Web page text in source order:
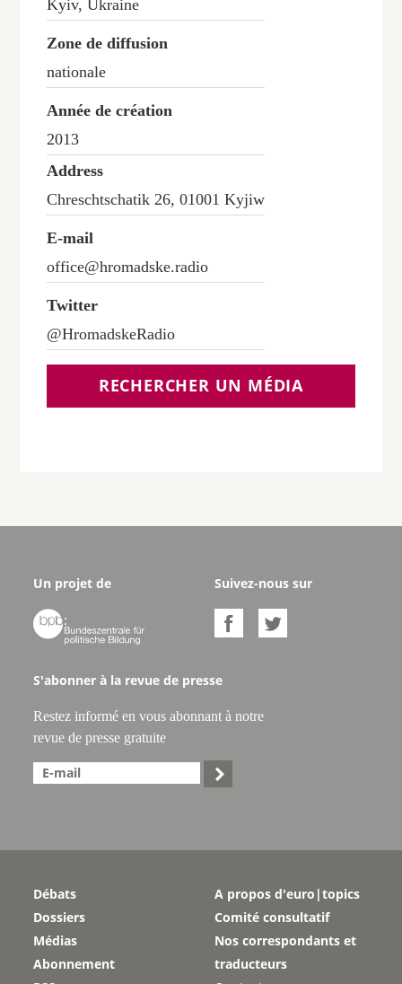
Kyiv, Ukraine
Zone de diffusion
nationale
Année de création
2013
Address
Chreschtschatik 26, 01001 Kyjiw
E-mail
office@hromadske.radio
Twitter
@HromadskeRadio
RECHERCHER UN MÉDIA
Un projet de

Suivez-nous sur
 
S'abonner à la revue de presse
Restez informé en vous abonnant à notre
revue de presse gratuite

Débats
Dossiers
Médias
Abonnement
A propos d'euro|topics
Comité consultatif
Nos correspondants et
traducteurs